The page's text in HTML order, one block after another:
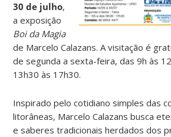
30 de julho,
a exposição
Boi da Magia
de Marcelo Calazans. A visitação é
de segunda a sexta-feira, das 9h às
13h30 às 17h30.
Inspirado pelo cotidiano simples das
litorâneas, Marcelo Calazans busca
e saberes tradicionais herdados dos